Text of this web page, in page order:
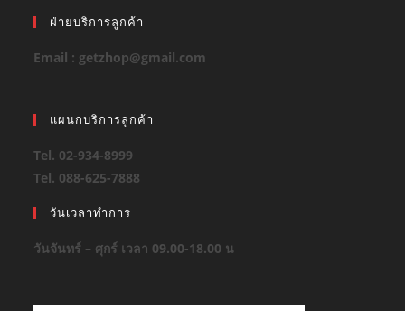
ฝ่ายบริการลูกค้า
Email : getzhop@gmail.com
แผนกบริการลูกค้า
Tel. 02-934-8999
Tel. 088-625-7888
วันเวลาทำการ
วันจันทร์ – ศุกร์ เวลา 09.00-18.00 น